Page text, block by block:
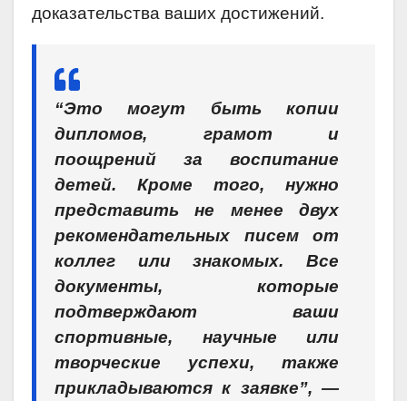
доказательства ваших достижений.
“Это могут быть копии
дипломов, грамот и
поощрений за воспитание
детей. Кроме того, нужно
представить не менее двух
рекомендательных писем от
коллег или знакомых. Все
документы, которые
подтверждают ваши
спортивные, научные или
творческие успехи, также
прикладываются к заявке”, —